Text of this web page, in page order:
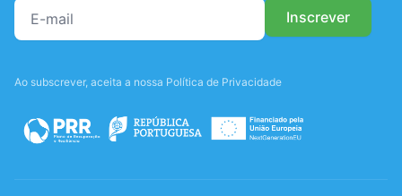
Ao subscrever, aceita a nossa Política de Privacidade